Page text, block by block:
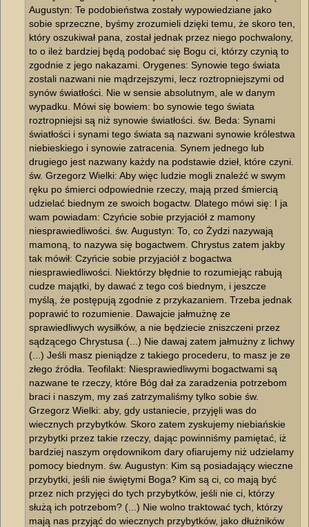
Augustyn: Te podobieństwa zostały wypowiedziane jako
sobie sprzeczne, byśmy zrozumieli dzięki temu, że skoro ten,
który oszukiwał pana, został jednak przez niego pochwalony,
to o ileż bardziej będą podobać się Bogu ci, którzy czynią to
zgodnie z jego nakazami. Orygenes: Synowie tego świata
zostali nazwani nie mądrzejszymi, lecz roztropniejszymi od
synów światłości. Nie w sensie absolutnym, ale w danym
wypadku. Mówi się bowiem: bo synowie tego świata
roztropniejsi są niż synowie światłości. św. Beda: Synami
światłości i synami tego świata są nazwani synowie królestwa
niebieskiego i synowie zatracenia. Synem jednego lub
drugiego jest nazwany każdy na podstawie dzieł, które czyni.
św. Grzegorz Wielki: Aby więc ludzie mogli znaleźć w swym
ręku po śmierci odpowiednie rzeczy, mają przed śmiercią
udzielać biednym ze swoich bogactw. Dlatego mówi się: I ja
wam powiadam: Czyńcie sobie przyjaciół z mamony
niesprawiedliwości. św. Augustyn: To, co Żydzi nazywają
mamoną, to nazywa się bogactwem. Chrystus zatem jakby
tak mówił: Czyńcie sobie przyjaciół z bogactwa
niesprawiedliwości. Niektórzy błędnie to rozumiejąc rabują
cudze majątki, by dawać z tego coś biednym, i jeszcze
myślą, że postępują zgodnie z przykazaniem. Trzeba jednak
poprawić to rozumienie. Dawajcie jałmużnę ze
sprawiedliwych wysiłków, a nie będziecie zniszczeni przez
sądzącego Chrystusa (...) Nie dawaj zatem jałmużny z lichwy
(...) Jeśli masz pieniądze z takiego procederu, to masz je ze
złego źródła. Teofilakt: Niesprawiedliwymi bogactwami są
nazwane te rzeczy, które Bóg dał za zaradzenia potrzebom
braci i naszym, my zaś zatrzymaliśmy tylko sobie św.
Grzegorz Wielki: aby, gdy ustaniecie, przyjęli was do
wiecznych przybytków. Skoro zatem zyskujemy niebiańskie
przybytki przez takie rzeczy, dając powinniśmy pamiętać, iż
bardziej naszym orędownikom dary ofiarujemy niż udzielamy
pomocy biednym. św. Augustyn: Kim są posiadający wieczne
przybytki, jeśli nie świętymi Boga? Kim są ci, co mają być
przez nich przyjęci do tych przybytków, jeśli nie ci, którzy
służą ich potrzebom? (...) Nie wolno traktować tych, którzy
mają nas przyjąć do wiecznych przybytków, jako dłużników